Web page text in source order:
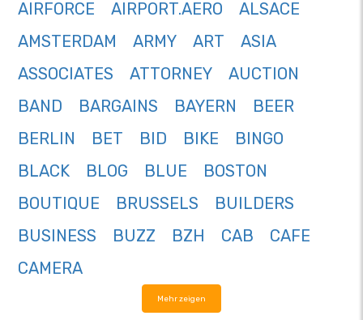
AIRFORCE
AIRPORT.AERO
ALSACE
AMSTERDAM
ARMY ART
ASIA
ASSOCIATES
ATTORNEY
AUCTION
BAND
BARGAINS BAYERN
BEER
BERLIN
BET BID BIKE
BINGO
BLACK
BLOG BLUE
BOSTON
BOUTIQUE
BRUSSELS
BUILDERS
BUSINESS
BUZZ BZH CAB
CAFE
CAMERA
Mehr zeigen